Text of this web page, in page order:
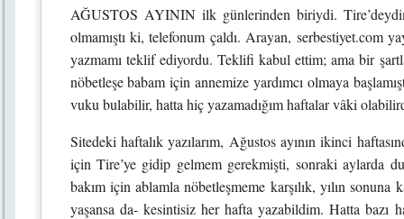
AĞUSTOS AYININ ilk günlerinden biriydi.
olmamıştı ki, telefonum çaldı. Arayan, serbestiyet.com
yazmamı teklif ediyordu. Teklifi kabul ettim; ama bir
nöbetleşe babam için annemize yardımcı olmaya
vuku bulabilir, hatta hiç yazamadığım haftalar vâki
Sitedeki haftalık yazılarım, Ağustos ayının ikinci
için Tire’ye gidip gelmem gerekmişti, sonraki aylarda
bakım için ablamla nöbetleşmeme karşılık, yılın
yaşansa da- kesintisiz her hafta yazabildim. Hatta bazı